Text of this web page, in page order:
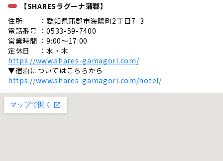
【SHARESラグーナ蒲郡】
住所 ：愛知県蒲郡市海陽町2丁目7−3
電話番号 ：0533-59-7400
営業時間 ：9:00〜17:00
定休日 ：水・木
https://www.shares-gamagori.com/
▼宿泊についてはこちらから
https://www.shares-gamagori.com/hotel/